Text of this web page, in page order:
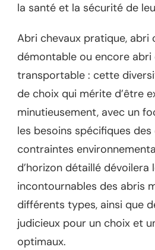
la santé et la sécurité de
Abri chevaux pratique, abri
démontable ou encore abri
transportable : cette
de choix qui mérite d’être
minutieusement, avec un
les besoins spécifiques
contraintes
d’horizon détaillé dévoilera
incontournables des abris
différents types, ainsi que
judicieux pour un choix et
optimaux.